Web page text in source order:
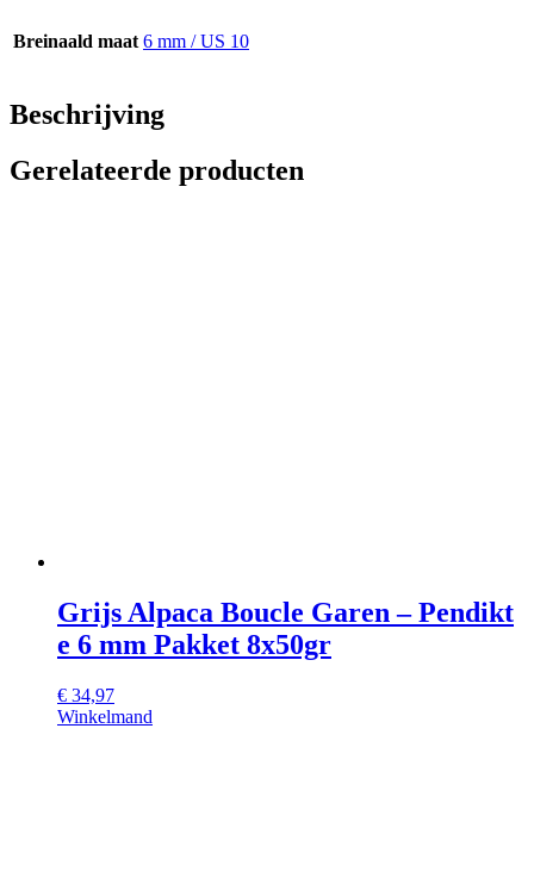
Breinaald maat 6 mm / US 10
Beschrijving
Gerelateerde producten
Grijs Alpaca Boucle Garen – Pendikt
e 6 mm Pakket 8x50gr
€ 34,97
Winkelmand